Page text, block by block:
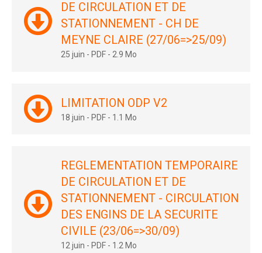
DE CIRCULATION ET DE
STATIONNEMENT - CH DE
MEYNE CLAIRE (27/06=>25/09)
25 juin - PDF - 2.9 Mo
LIMITATION ODP V2
18 juin -PDF - 1.1 Mo
REGLEMENTATION TEMPORAIRE
DE CIRCULATION ET DE
STATIONNEMENT - CIRCULATION
DES ENGINS DE LA SECURITE
CIVILE (23/06=>30/09)
12 juin - PDF - 1.2 Mo